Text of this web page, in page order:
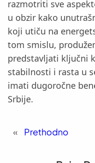
razmotriti sve
u obzir kako
koji utiču na
tom smislu,
predstavljati ključni
stabilnosti i rasta u
imati dugoročne
Srbije.
« Prethodno